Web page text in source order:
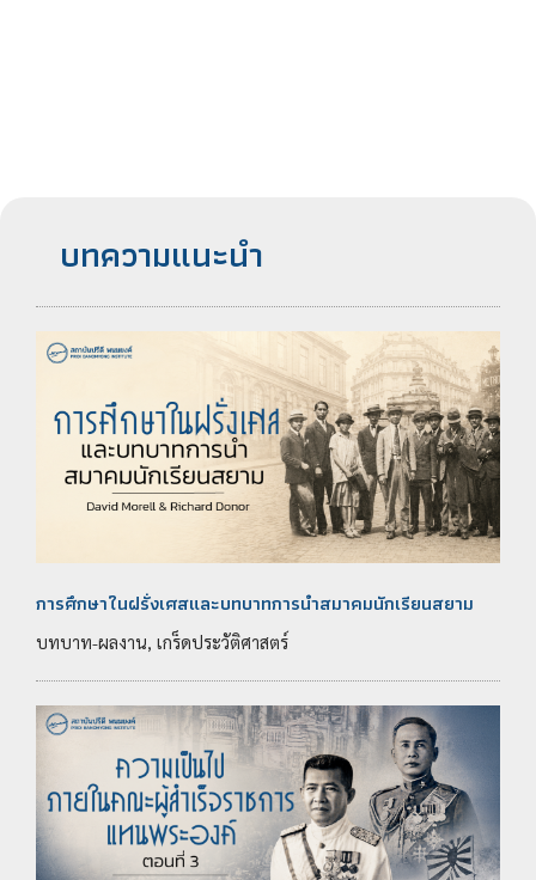
บทความแนะนำ
การศึกษาในฝรั่งเศสและบทบาทการนำสมาคมนักเรียนสยาม
บทบาท-ผลงาน, เกร็ดประวัติศาสตร์